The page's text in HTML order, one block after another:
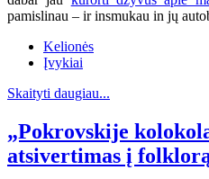
pamislinau – ir insmukau in jų
Kelionės
Įvykiai
Skaityti daugiau...
„Pokrovskije
atsivertimas į